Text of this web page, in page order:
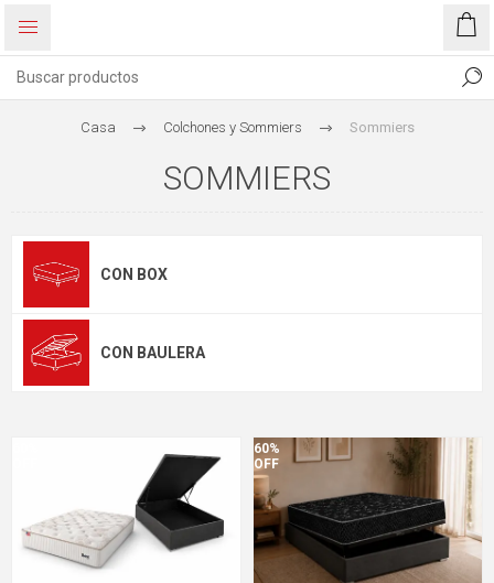
Casa Colchones y Sommiers Sommiers
SOMMIERS
CON BOX
CON BAULERA
60%
OFF